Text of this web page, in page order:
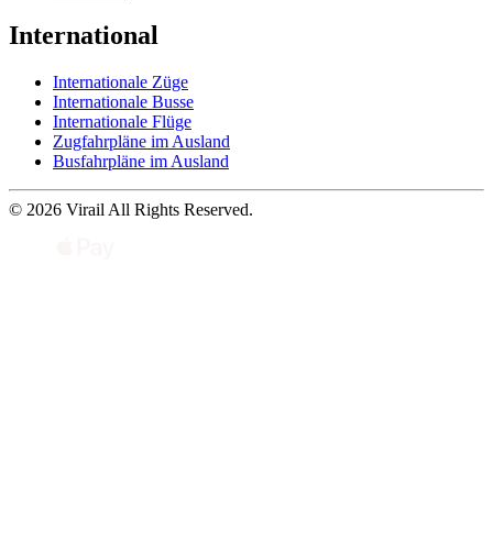
International
Internationale Züge
Internationale Busse
Internationale Flüge
Zugfahrpläne im Ausland
Busfahrpläne im Ausland
© 2026 Virail All Rights Reserved.